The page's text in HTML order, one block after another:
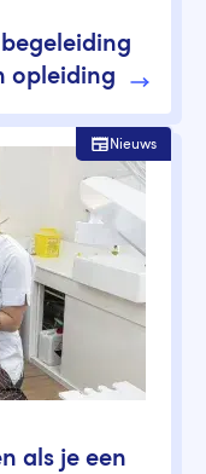
opleiding
als je een
Nieuws